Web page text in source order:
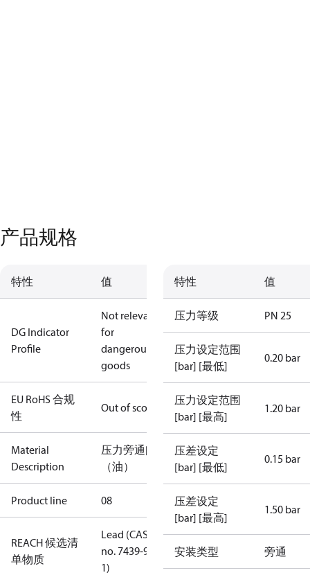
产品规格
特性 值
DG Indicator
Profile
Not relevant
for
dangerous
goods
EU RoHS 合规
性
Out of scope
Material
Description
压力旁通阀
（油）
Product line 08
REACH 候选清
单物质
Lead (CAS
no. 7439-92-
1)
特性 值
压力等级 PN 25
压力设定范围
[bar] [最低]
0.20 bar
压力设定范围
[bar] [最高]
1.20 bar
压差设定
[bar] [最低]
0.15 bar
压差设定
[bar] [最高]
1.50 bar
安装类型 旁通